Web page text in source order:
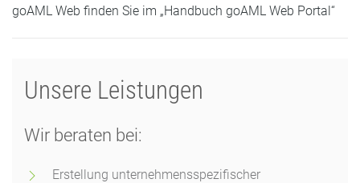
goAML Web finden Sie im „Handbuch goAML Web Portal“
Unsere Leistungen
Wir beraten bei:
Erstellung unternehmensspezifischer